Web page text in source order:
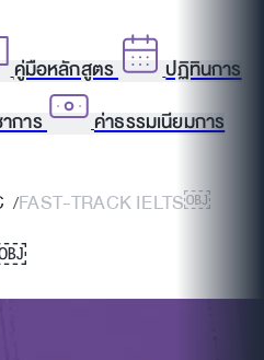
คู่มือหลักสูตร
ปฏิทินการ
การ
ค่าธรรมเนียมการ
FAST-TRACK IELTS￼